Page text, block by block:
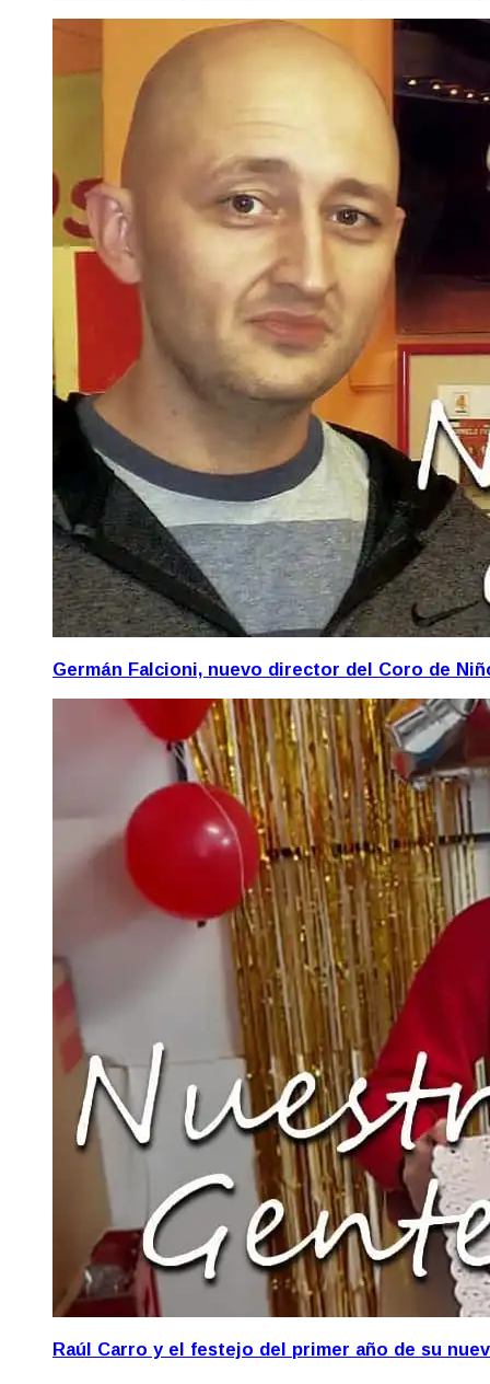
Germán Falcioni, nuevo director del Coro de
Raúl Carro y el festejo del primer año de su